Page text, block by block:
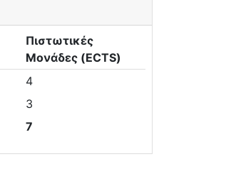
Πιστωτικές
Μονάδες (ECTS)
4
3
7